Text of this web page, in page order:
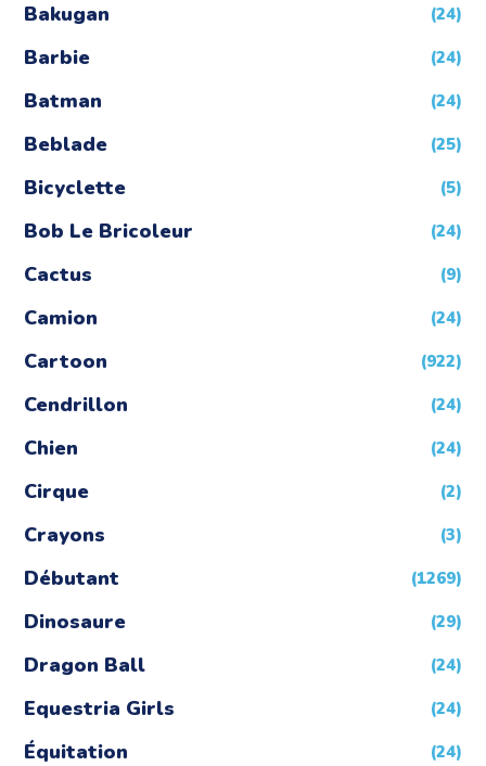
Bakugan (24)
Barbie (24)
Batman (24)
Beblade (25)
Bicyclette (5)
Bob Le Bricoleur (24)
Cactus (9)
Camion (24)
Cartoon (922)
Cendrillon (24)
Chien (24)
Cirque (2)
Crayons (3)
Débutant (1269)
Dinosaure (29)
Dragon Ball (24)
Equestria Girls (24)
Équitation (24)